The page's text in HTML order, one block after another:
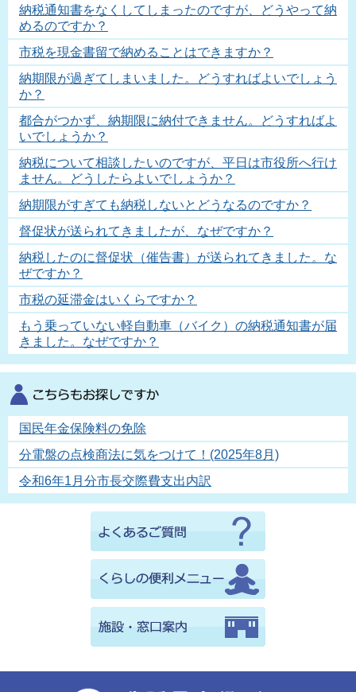
納税通知書をなくしてしまったのですが、どうやって納
めるのですか？
市税を現金書留で納めることはできますか？
納期限が過ぎてしまいました。どうすればよいでしょう
か？
都合がつかず、納期限に納付できません。どうすればよ
いでしょうか？
納税について相談したいのですが、平日は市役所へ行け
ません。どうしたらよいでしょうか？
納期限がすぎても納税しないとどうなるのですか？
督促状が送られてきましたが、なぜですか？
納税したのに督促状（催告書）が送られてきました。な
ぜですか？
市税の延滞金はいくらですか？
もう乗っていない軽自動車（バイク）の納税通知書が届
きました。なぜですか？
国民年金保険料の免除
分電盤の点検商法に気をつけて！(2025年8月)
令和6年1月分市長交際費支出内訳